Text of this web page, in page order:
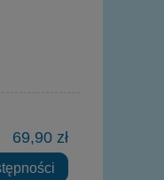
69,90 zł